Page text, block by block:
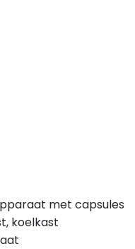
met capsules
koelkast